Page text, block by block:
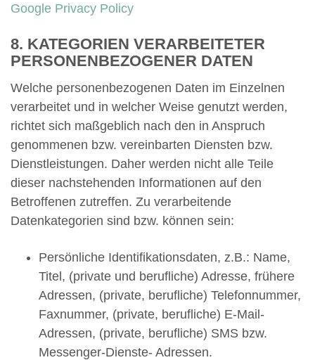
Google Privacy Policy
8. KATEGORIEN VERARBEITETER
PERSONENBEZOGENER DATEN
Welche personenbezogenen Daten im Einzelnen
verarbeitet und in welcher Weise genutzt werden,
richtet sich maßgeblich nach den in Anspruch
genommenen bzw. vereinbarten Diensten bzw.
Dienstleistungen. Daher werden nicht alle Teile
dieser nachstehenden Informationen auf den
Betroffenen zutreffen. Zu verarbeitende
Datenkategorien sind bzw. können sein:
Persönliche Identifikationsdaten, z.B.: Name,
Titel, (private und berufliche) Adresse, frühere
Adressen, (private, berufliche) Telefonnummer,
Faxnummer, (private, berufliche) E-Mail-
Adressen, (private, berufliche) SMS bzw.
Messenger-Dienste- Adressen.